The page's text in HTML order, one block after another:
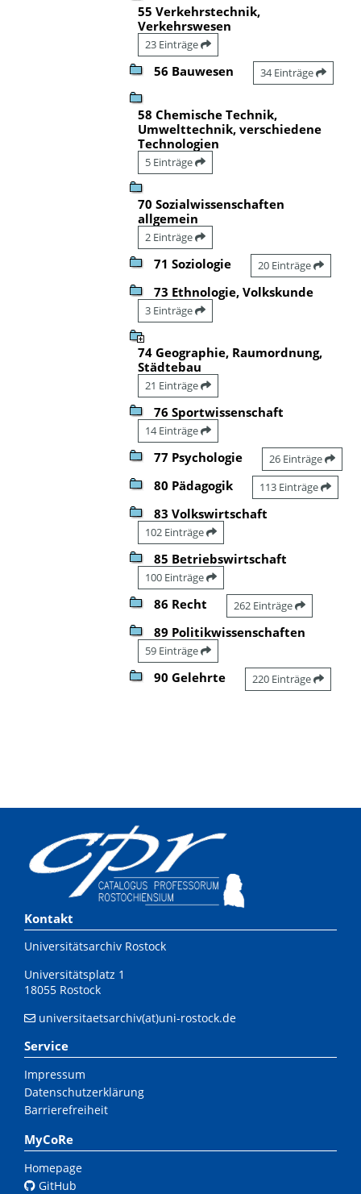
55 Verkehrstechnik,
Verkehrswesen
23 Einträge
56 Bauwesen 34 Einträge
58 Chemische Technik,
Umwelttechnik, verschiedene
Technologien
5 Einträge
70 Sozialwissenschaften
allgemein
2 Einträge
71 Soziologie 20 Einträge
73 Ethnologie, Volkskunde
3 Einträge
74 Geographie, Raumordnung,
Städtebau
21 Einträge
76 Sportwissenschaft
14 Einträge
77 Psychologie 26 Einträge
80 Pädagogik 113 Einträge
83 Volkswirtschaft
102 Einträge
85 Betriebswirtschaft
100 Einträge
86 Recht 262 Einträge
89 Politikwissenschaften
59 Einträge
90 Gelehrte 220 Einträge
Kontakt
Universitätsarchiv Rostock
Universitätsplatz 1
18055 Rostock
universitaetsarchiv(at)uni-rostock.de
Service
Impressum
Datenschutzerklärung
Barrierefreiheit
MyCoRe
Homepage
GitHub